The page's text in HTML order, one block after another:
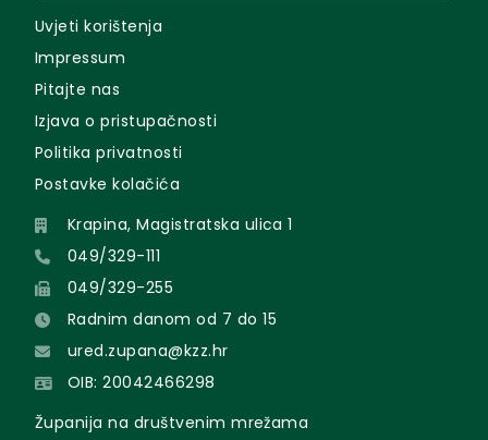
Uvjeti korištenja
Impressum
Pitajte nas
Izjava o pristupačnosti
Politika privatnosti
Postavke kolačića
Krapina, Magistratska ulica 1
049/329-111
049/329-255
Radnim danom od 7 do 15
ured.zupana@kzz.hr
OIB: 20042466298
Županija na društvenim mrežama